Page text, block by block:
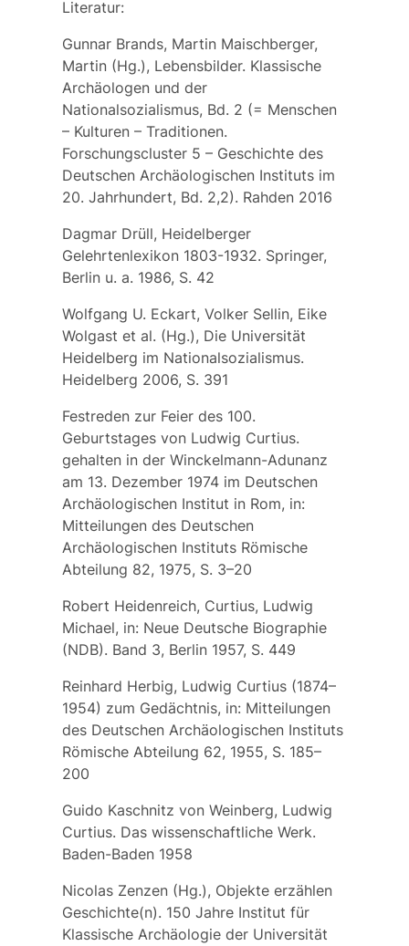
Literatur:
Gunnar Brands, Martin Maischberger,
Martin (Hg.), Lebensbilder. Klassische
Archäologen und der
Nationalsozialismus, Bd. 2 (= Menschen
– Kulturen – Traditionen.
Forschungscluster 5 – Geschichte des
Deutschen Archäologischen Instituts im
20. Jahrhundert, Bd. 2,2). Rahden 2016
Dagmar Drüll, Heidelberger
Gelehrtenlexikon 1803-1932. Springer,
Berlin u. a. 1986, S. 42
Wolfgang U. Eckart, Volker Sellin, Eike
Wolgast et al. (Hg.), Die Universität
Heidelberg im Nationalsozialismus.
Heidelberg 2006, S. 391
Festreden zur Feier des 100.
Geburtstages von Ludwig Curtius.
gehalten in der Winckelmann-Adunanz
am 13. Dezember 1974 im Deutschen
Archäologischen Institut in Rom, in:
Mitteilungen des Deutschen
Archäologischen Instituts Römische
Abteilung 82, 1975, S. 3–20
Robert Heidenreich, Curtius, Ludwig
Michael, in: Neue Deutsche Biographie
(NDB). Band 3, Berlin 1957, S. 449
Reinhard Herbig, Ludwig Curtius (1874–
1954) zum Gedächtnis, in: Mitteilungen
des Deutschen Archäologischen Instituts
Römische Abteilung 62, 1955, S. 185–
200
Guido Kaschnitz von Weinberg, Ludwig
Curtius. Das wissenschaftliche Werk.
Baden-Baden 1958
Nicolas Zenzen (Hg.), Objekte erzählen
Geschichte(n). 150 Jahre Institut für
Klassische Archäologie der Universität